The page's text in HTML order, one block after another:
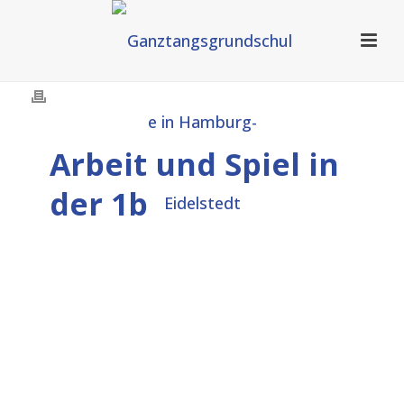
Arbeit und Spiel in
der 1b